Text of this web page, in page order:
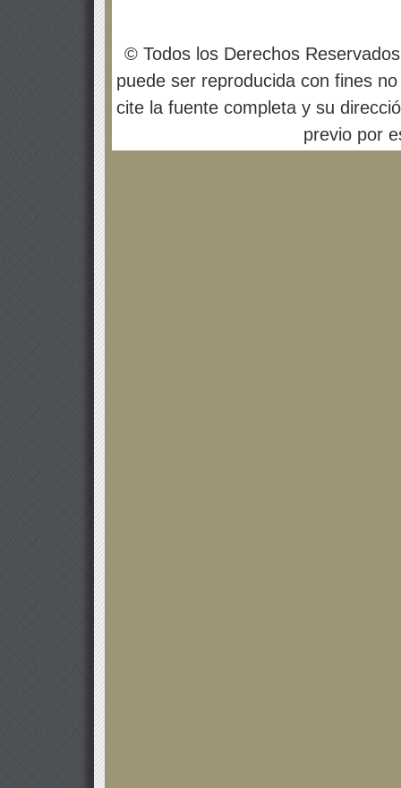
© Todos los Derechos
puede ser reproducida con fines
cite la fuente completa y su
previo por